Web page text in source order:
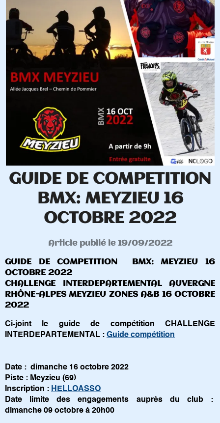
GUIDE DE COMPETITION
BMX: MEYZIEU 16
OCTOBRE 2022
Article publié le 19/09/2022
GUIDE DE COMPETITION BMX: MEYZIEU 16
OCTOBRE 2022
CHALLENGE INTERDEPARTEMENTAL AUVERGNE
RHÔNE-ALPES MEYZIEU ZONES A&B 16 OCTOBRE
2022
Ci-joint le guide de compétition CHALLENGE
INTERDEPARTEMENTAL : Guide compétition
Date : dimanche 16 octobre 2022
Piste : Meyzieu (69)
Inscription : HELLOASSO
Date limite des engagements auprès du club :
dimanche 09 octobre à 20h00